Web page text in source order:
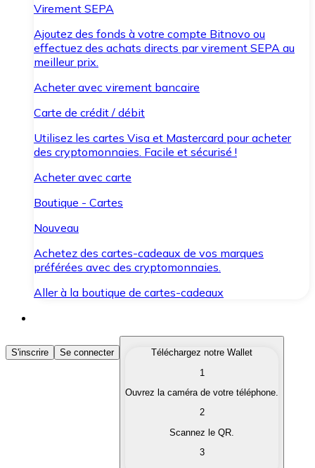
Virement SEPA
Ajoutez des fonds à votre compte Bitnovo ou
effectuez des achats directs par virement SEPA au
meilleur prix.
Acheter avec virement bancaire
Carte de crédit / débit
Utilisez les cartes Visa et Mastercard pour acheter
des cryptomonnaies. Facile et sécurisé !
Acheter avec carte
Boutique - Cartes
Nouveau
Achetez des cartes-cadeaux de vos marques
préférées avec des cryptomonnaies.
Aller à la boutique de cartes-cadeaux
Acheter des Cryptomonnaies
Achetez les cryptomonnaies qui vous intéressent
Convertissez vos cryptomonnaies en monnaie
S'inscrire Se connecter
Téléchargez notre Wallet
1
Ouvrez la caméra de votre téléphone.
2
Scannez le QR.
3